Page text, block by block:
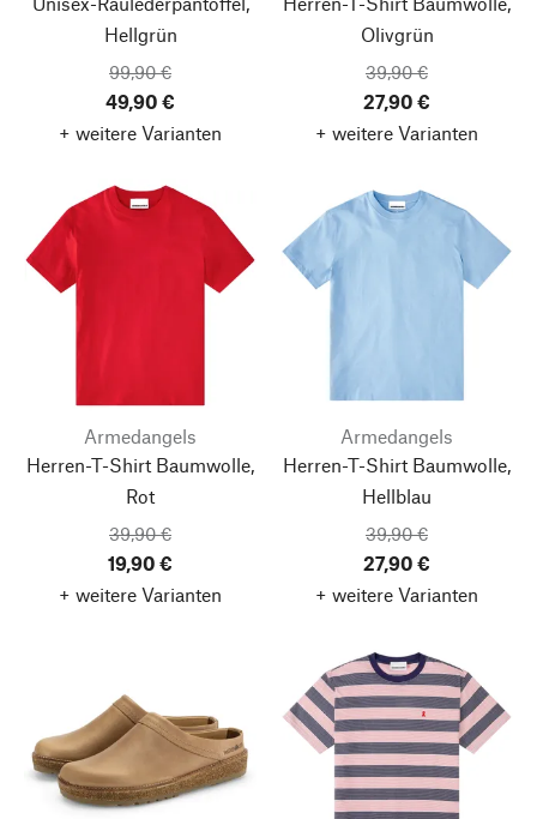
Hellgrün
99,90 €
49,90 €
+ weitere Varianten
Olivgrün
39,90 €
27,90 €
+ weitere Varianten
Armedangels
Herren-T-Shirt Baumwolle,
Rot
39,90 €
19,90 €
+ weitere Varianten
Armedangels
Herren-T-Shirt Baumwolle,
Hellblau
39,90 €
27,90 €
+ weitere Varianten